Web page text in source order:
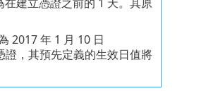
2017 年 1 月 10 日
證，其預先定義的生效日值將